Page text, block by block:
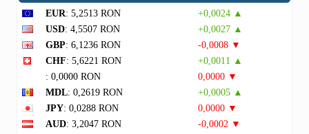
EUR: 5,2513 RON
+0,0024 ▲
USD: 4,5507 RON
+0,0027 ▲
GBP: 6,1236 RON
-0,0008 ▼
CHF: 5,6221 RON
+0,0011 ▲
: 0,0000 RON
0,0000 ▼
MDL: 0,2619 RON
+0,0005 ▲
JPY: 0,0288 RON
0,0000 ▼
AUD: 3,2047 RON
-0,0002 ▼